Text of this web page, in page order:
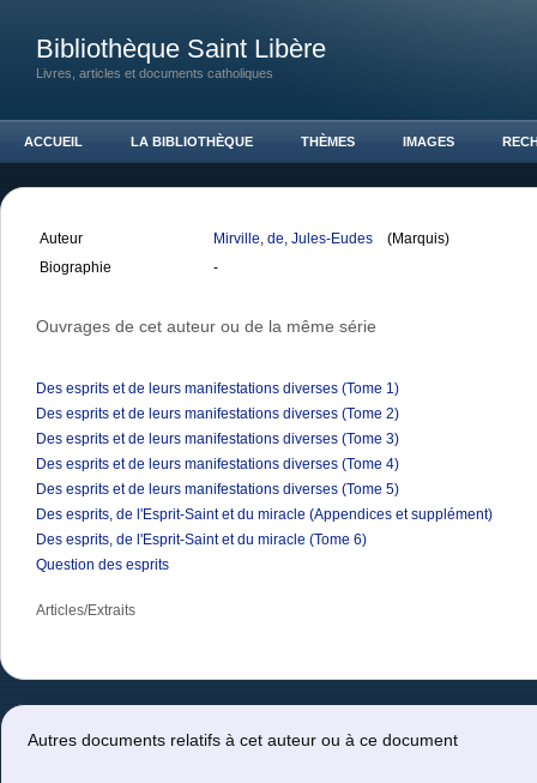
Bibliothèque Saint Libère
Livres, articles et documents catholiques
ACCUEIL LA BIBLIOTHÈQUE THÈMES IMAGES
Auteur Mirville, de, Jules-Eudes
(Marquis)
Biographie
-
Ouvrages de cet auteur ou de la même série
Des esprits et de leurs manifestations diverses (Tome 1)
Des esprits et de leurs manifestations diverses (Tome 2)
Des esprits et de leurs manifestations diverses (Tome 3)
Des esprits et de leurs manifestations diverses (Tome 4)
Des esprits et de leurs manifestations diverses (Tome 5)
Des esprits, de l'Esprit-Saint et du miracle (Appendices et supplément)
Des esprits, de l'Esprit-Saint et du miracle (Tome 6)
Question des esprits
Articles/Extraits
Autres documents relatifs à cet auteur ou à ce document